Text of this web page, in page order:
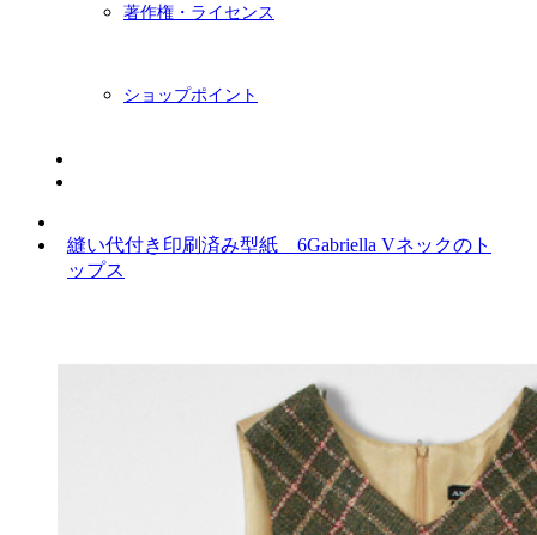
著作権・ライセンス
ショップポイント
縫い代付き印刷済み型紙 6Gabriella Vネックのト
ップス